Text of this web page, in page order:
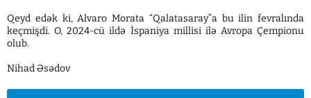
Qeyd edək ki, Alvaro Morata “Qalatasaray”a bu ilin fevralında
keçmişdi. O, 2024-cü ildə İspaniya millisi ilə Avropa Çempionu
olub.
Nihad Əsədov